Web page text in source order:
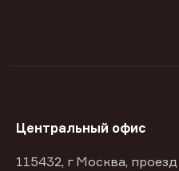
Центральный офис
115432, г Москва, проезд